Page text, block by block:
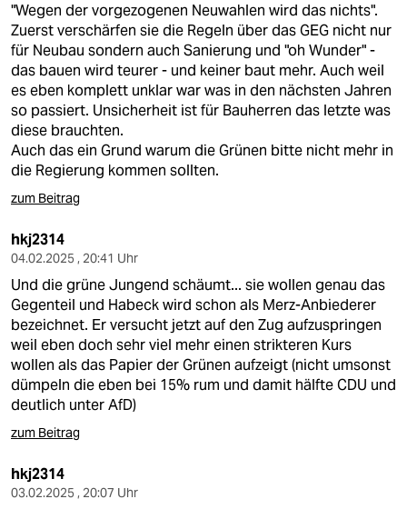
"Wegen der vorgezogenen Neuwahlen wird das nichts".
Zuerst verschärfen sie die Regeln über das GEG nicht nur
für Neubau sondern auch Sanierung und "oh Wunder" -
das bauen wird teurer - und keiner baut mehr. Auch weil
es eben komplett unklar war was in den nächsten Jahren
so passiert. Unsicherheit ist für Bauherren das letzte was
diese brauchten.
Auch das ein Grund warum die Grünen bitte nicht mehr in
die Regierung kommen sollten.
zum Beitrag
hkj2314
04.02.2025 , 20:41 Uhr
Und die grüne Jungend schäumt... sie wollen genau das
Gegenteil und Habeck wird schon als Merz-Anbiederer
bezeichnet. Er versucht jetzt auf den Zug aufzuspringen
weil eben doch sehr viel mehr einen strikteren Kurs
wollen als das Papier der Grünen aufzeigt (nicht umsonst
dümpeln die eben bei 15% rum und damit hälfte CDU und
deutlich unter AfD)
zum Beitrag
hkj2314
03.02.2025 , 20:07 Uhr